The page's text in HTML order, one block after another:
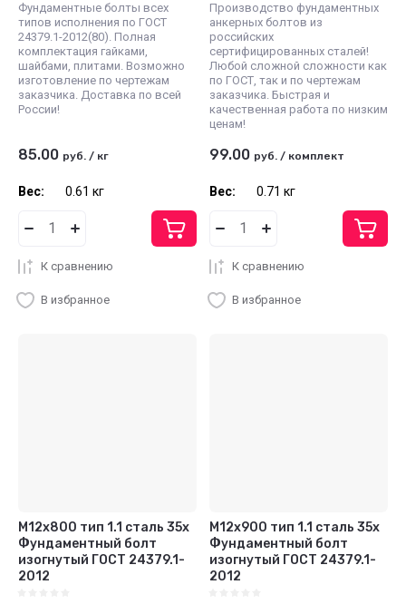
Фундаментные болты всех
типов исполнения по ГОСТ
24379.1-2012(80). Полная
комплектация гайками,
шайбами, плитами. Возможно
изготовление по чертежам
заказчика. Доставка по всей
России!
85.00 руб. / кг
Вес: 0.61 кг
К сравнению
В избранное
Производство фундаментных
анкерных болтов из
российских
сертифицированных сталей!
Любой сложной сложности как
по ГОСТ, так и по чертежам
заказчика. Быстрая и
качественная работа по низким
ценам!
99.00 руб. / комплект
Вес: 0.71 кг
К сравнению
В избранное
М12х800 тип 1.1 сталь 35х
Фундаментный болт
изогнутый ГОСТ 24379.1-
2012
М12х900 тип 1.1 сталь 35х
Фундаментный болт
изогнутый ГОСТ 24379.1-
2012